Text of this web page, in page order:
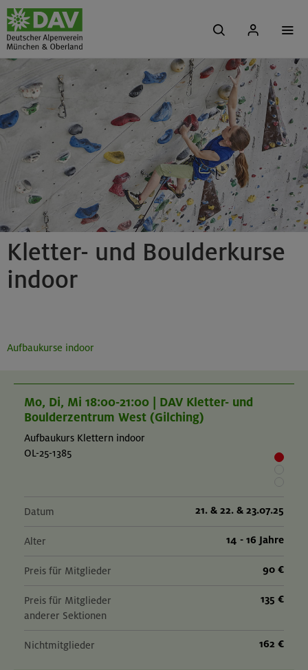
Kletter- und Boulderkurse
indoor
Aufbaukurse indoor
Mo, Di, Mi 18:00-21:00 | DAV Kletter- und
Boulderzentrum West (Gilching)
Aufbaukurs Klettern indoor
OL-25-1385
Datum 21. & 22. & 23.07.25
Alter 14 - 16 Jahre
Preis für Mitglieder 90 €
Preis für Mitglieder
anderer Sektionen
135 €
Nichtmitglieder 162 €